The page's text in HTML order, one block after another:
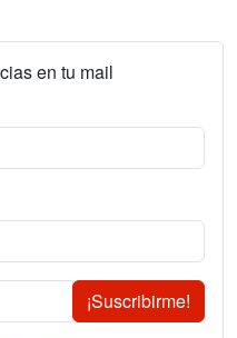
en tu mail
¡Suscribirme!